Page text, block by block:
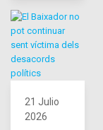
21 Julio
2026